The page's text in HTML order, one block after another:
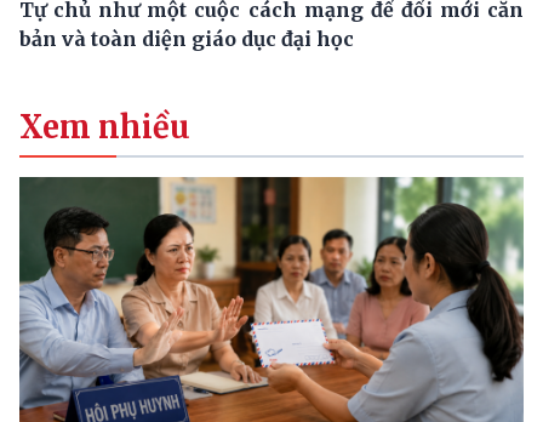
Tự chủ như một cuộc cách mạng để đổi mới căn
bản và toàn diện giáo dục đại học
Xem nhiều